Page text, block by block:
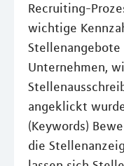
Recruiting-
wichtige
Stellenangebote
Unternehmen,
angeklickt
(Keywords)
die